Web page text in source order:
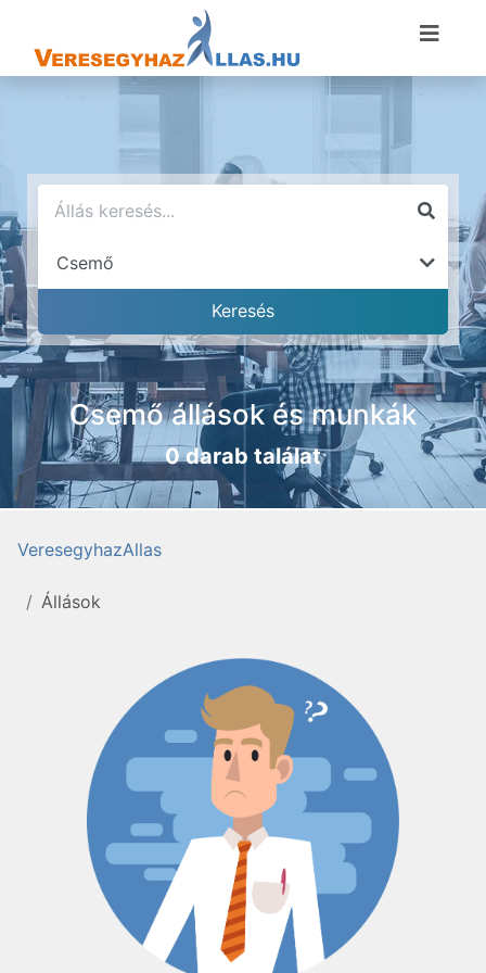
Csemő állások és munkák
0 darab találat
VeresegyhazAllas
Állások